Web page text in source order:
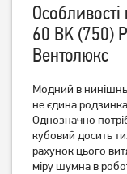
60 BK (750)
Вентолюкс
Модний в
не єдина
Однозначно
кубовий досить
рахунок цього
міру шумна в